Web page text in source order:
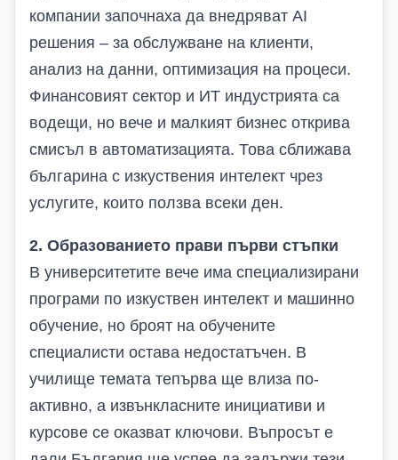
компании започнаха да внедряват AI
решения – за обслужване на клиенти,
анализ на данни, оптимизация на процеси.
Финансовият сектор и ИТ индустрията са
водещи, но вече и малкият бизнес открива
смисъл в автоматизацията. Това сближава
българина с изкуствения интелект чрез
услугите, които ползва всеки ден.
2. Образованието прави първи стъпки
В университетите вече има специализирани
програми по изкуствен интелект и машинно
обучение, но броят на обучените
специалисти остава недостатъчен. В
училище темата тепърва ще влиза по-
активно, а извънкласните инициативи и
курсове се оказват ключови. Въпросът е